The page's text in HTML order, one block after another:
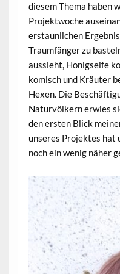
diesem Thema haben
Projektwoche
erstaunlichen
Traumfänger zu
aussieht, Honigseife
komisch und Kräuter
Hexen. Die
Naturvölkern erwies
den ersten Blick
unseres Projektes hat
noch ein wenig näher